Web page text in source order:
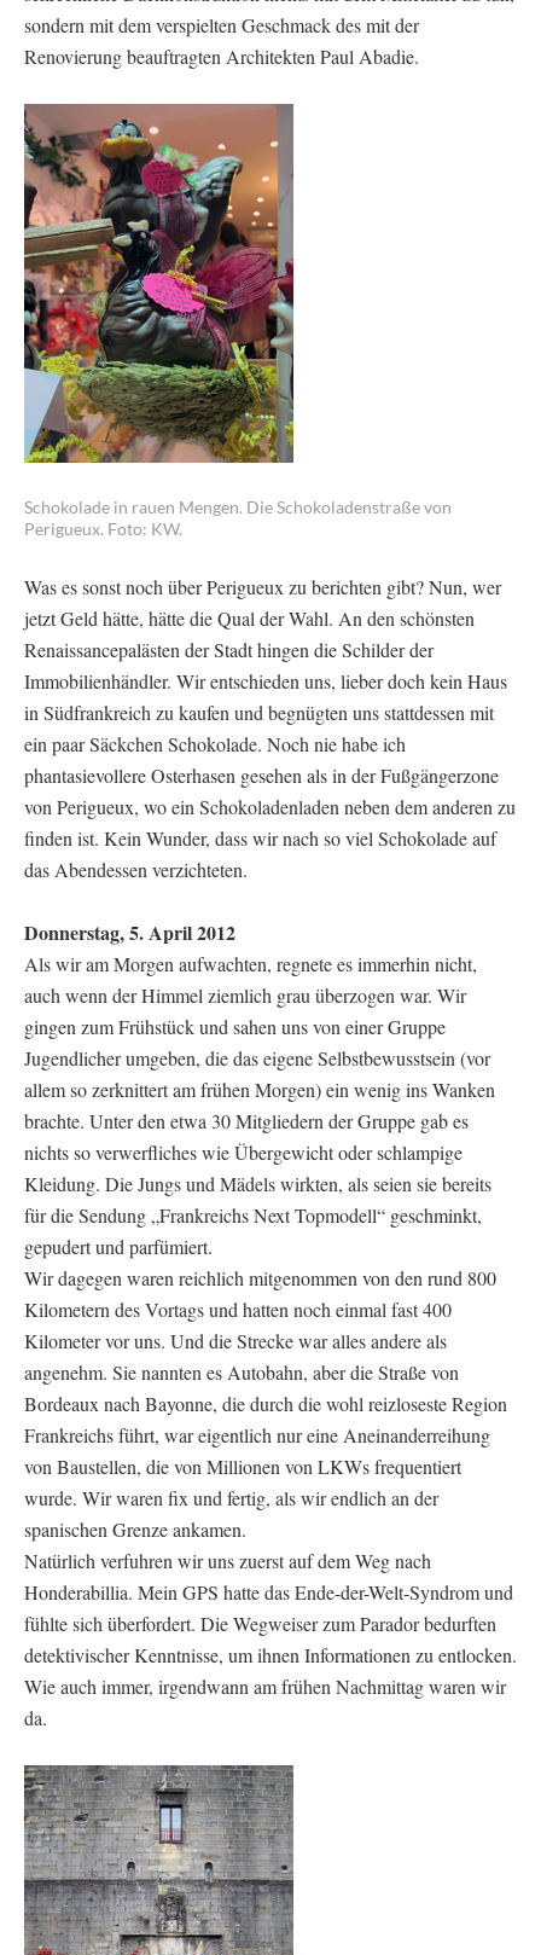
sondern mit dem verspielten Geschmack des mit der
Renovierung beauftragten Architekten Paul Abadie.
Schokolade in rauen Mengen. Die Schokoladenstraße von
Perigueux. Foto: KW.
Was es sonst noch über Perigueux zu berichten gibt? Nun, wer
jetzt Geld hätte, hätte die Qual der Wahl. An den schönsten
Renaissancepalästen der Stadt hingen die Schilder der
Immobilienhändler. Wir entschieden uns, lieber doch kein Haus
in Südfrankreich zu kaufen und begnügten uns stattdessen mit
ein paar Säckchen Schokolade. Noch nie habe ich
phantasievollere Osterhasen gesehen als in der Fußgängerzone
von Perigueux, wo ein Schokoladenladen neben dem anderen zu
finden ist. Kein Wunder, dass wir nach so viel Schokolade auf
das Abendessen verzichteten.
Donnerstag, 5. April 2012
Als wir am Morgen aufwachten, regnete es immerhin nicht,
auch wenn der Himmel ziemlich grau überzogen war. Wir
gingen zum Frühstück und sahen uns von einer Gruppe
Jugendlicher umgeben, die das eigene Selbstbewusstsein (vor
allem so zerknittert am frühen Morgen) ein wenig ins Wanken
brachte. Unter den etwa 30 Mitgliedern der Gruppe gab es
nichts so verwerfliches wie Übergewicht oder schlampige
Kleidung. Die Jungs und Mädels wirkten, als seien sie bereits
für die Sendung „Frankreichs Next Topmodell“ geschminkt,
gepudert und parfümiert.
Wir dagegen waren reichlich mitgenommen von den rund 800
Kilometern des Vortags und hatten noch einmal fast 400
Kilometer vor uns. Und die Strecke war alles andere als
angenehm. Sie nannten es Autobahn, aber die Straße von
Bordeaux nach Bayonne, die durch die wohl reizloseste Region
Frankreichs führt, war eigentlich nur eine Aneinanderreihung
von Baustellen, die von Millionen von LKWs frequentiert
wurde. Wir waren fix und fertig, als wir endlich an der
spanischen Grenze ankamen.
Natürlich verfuhren wir uns zuerst auf dem Weg nach
Honderabillia. Mein GPS hatte das Ende-der-Welt-Syndrom und
fühlte sich überfordert. Die Wegweiser zum Parador bedurften
detektivischer Kenntnisse, um ihnen Informationen zu entlocken.
Wie auch immer, irgendwann am frühen Nachmittag waren wir
da.